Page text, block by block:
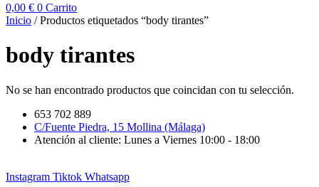
0,00 € 0 Carrito
Inicio / Productos etiquetados “body tirantes”
body tirantes
No se han encontrado productos que coincidan con tu selección.
653 702 889
C/Fuente Piedra, 15 Mollina (Málaga)
Atención al cliente: Lunes a Viernes 10:00 - 18:00
Instagram Tiktok Whatsapp